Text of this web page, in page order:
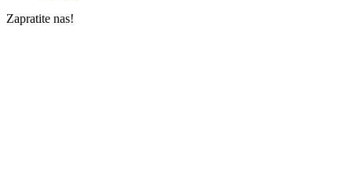
Zapratite nas!